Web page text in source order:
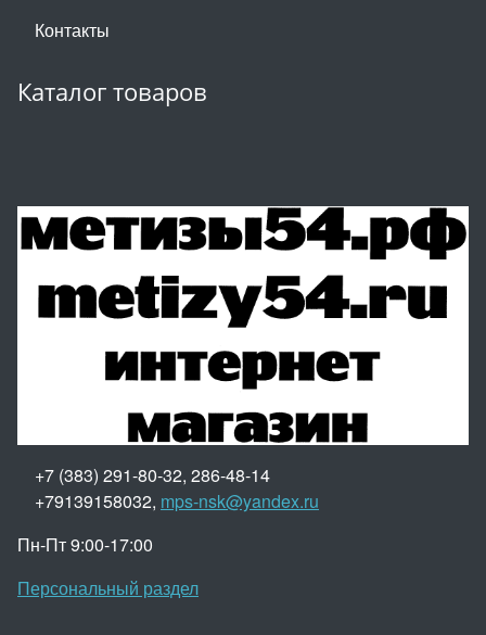
Контакты
Каталог товаров
+7 (383) 291-80-32, 286-48-14
+79139158032, mps-nsk@yandex.ru
Пн-Пт 9:00-17:00
Персональный раздел